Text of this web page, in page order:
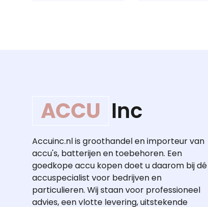
ACCU Inc
Accuinc.nl is groothandel en importeur van
accu's, batterijen en toebehoren. Een
goedkope accu kopen doet u daarom bij dé
accuspecialist voor bedrijven en
particulieren. Wij staan voor professioneel
advies, een vlotte levering, uitstekende